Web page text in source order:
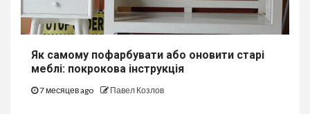
Як самому пофарбувати або оновити старі
меблі: покрокова інструкція
7 месяцев ago Павел Козлов